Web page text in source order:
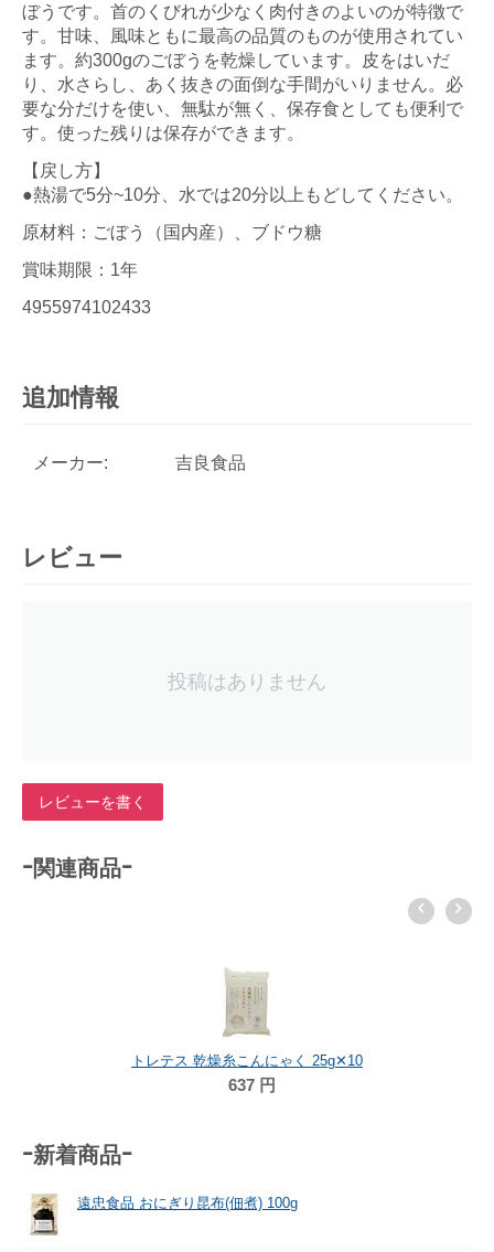
ぼうです。首のくびれが少なく肉付きのよいのが特徴で
す。甘味、風味ともに最高の品質のものが使用されてい
ます。約300gのごぼうを乾燥しています。皮をはいだ
り、水さらし、あく抜きの面倒な手間がいりません。必
要な分だけを使い、無駄が無く、保存食としても便利で
す。使った残りは保存ができます。
【戻し方】
●熱湯で5分~10分、水では20分以上もどしてください。
原材料：ごぼう（国内産）、ブドウ糖
賞味期限：1年
4955974102433
追加情報
メーカー: 吉良食品
レビュー
投稿はありません
レビューを書く
-関連商品-
トレテス 乾燥糸こんにゃく 25g✕10
637 円
-新着商品-
遠忠食品 おにぎり昆布(佃煮) 100g